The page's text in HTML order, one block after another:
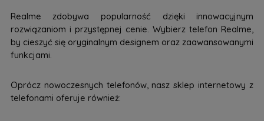
Realme zdobywa popularność dzięki innowacyjnym
rozwiązaniom i przystępnej cenie. Wybierz telefon Realme,
by cieszyć się oryginalnym designem oraz zaawansowanymi
funkcjami.
Oprócz nowoczesnych telefonów, nasz sklep internetowy z
telefonami oferuje również: